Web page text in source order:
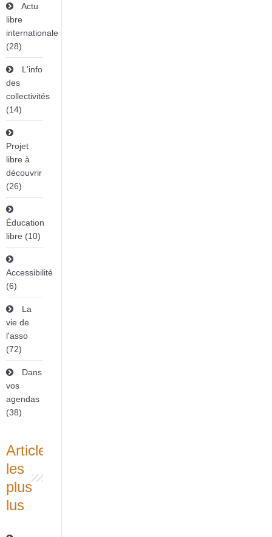
Actu
libre
internationale
(28)
L'info
des
collectivités
(14)
Projet
libre à
découvrir
(26)
Éducation
libre (10)
Accessibilité
(6)
La
vie de
l'asso
(72)
Dans
vos
agendas
(38)
Articles
les
plus
lus